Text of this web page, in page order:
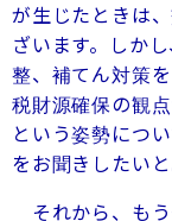
が生じたときは
ざいます。しか
整、補てん対策
税財源確保の観
という姿勢につ
をお聞きしたいと
それから、も